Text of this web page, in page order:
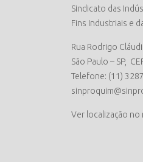
Sindicato das
Fins Industriais e
Rua Rodrigo
São Paulo – SP,
Telefone: (11)
Ver localização no